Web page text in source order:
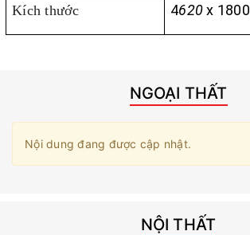
Kích thước 4620x 1800
NGOẠI THẤT
Nội dung đang được cập nhật.
NỘI THẤT